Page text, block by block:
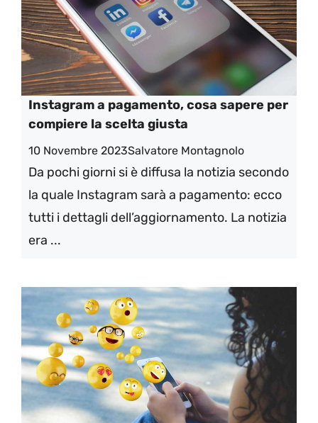
Instagram a pagamento, cosa sapere per
compiere la scelta giusta
10 Novembre 2023Salvatore Montagnolo
Da pochi giorni si è diffusa la notizia secondo
la quale Instagram sarà a pagamento: ecco
tutti i dettagli dell’aggiornamento. La notizia
era ...